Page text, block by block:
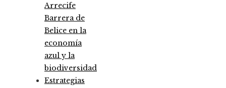
Arrecife
Barrera de
Belice en la
economía
azul y la
biodiversidad
Estrategias